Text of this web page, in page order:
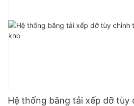
Hệ thống băng tải xếp dỡ tùy